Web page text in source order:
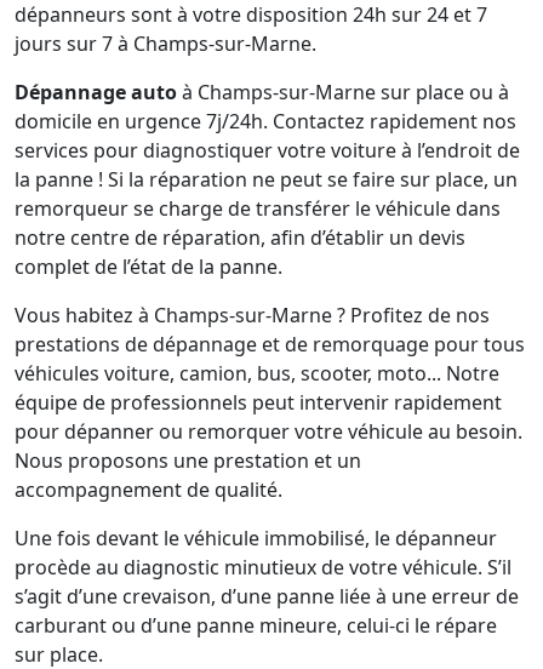
dépanneurs sont à votre disposition 24h sur 24 et 7
jours sur 7 à Champs-sur-Marne.
Dépannage autoà Champs-sur-Marne sur place ou à
domicile en urgence 7j/24h. Contactez rapidement nos
services pour diagnostiquer votre voiture à l’endroit de
la panne ! Si la réparation ne peut se faire sur place, un
remorqueur se charge de transférer le véhicule dans
notre centre de réparation, afin d’établir un devis
complet de l’état de la panne.
Vous habitez à Champs-sur-Marne ? Profitez de nos
prestations de dépannage et de remorquage pour tous
véhicules voiture, camion, bus, scooter, moto... Notre
équipe de professionnels peut intervenir rapidement
pour dépanner ou remorquer votre véhicule au besoin.
Nous proposons une prestation et un
accompagnement de qualité.
Une fois devant le véhicule immobilisé, le dépanneur
procède au diagnostic minutieux de votre véhicule. S’il
s’agit d’une crevaison, d’une panne liée à une erreur de
carburant ou d’une panne mineure, celui-ci le répare
sur place.